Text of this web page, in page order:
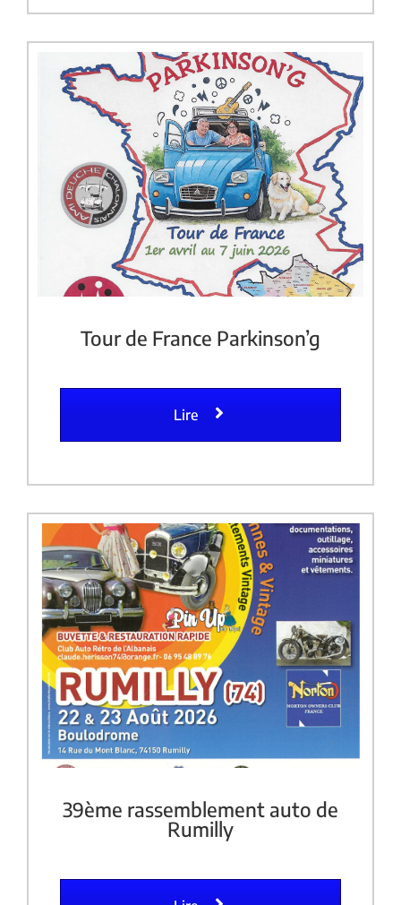
Tour de France Parkinson’g
Lire
39ème rassemblement auto de
Rumilly